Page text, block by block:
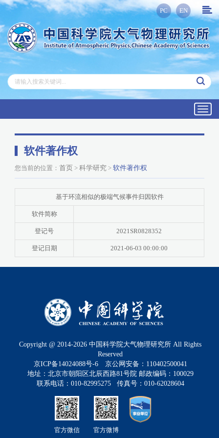
PC EN
软件著作权
您当前的位置： 首页 > 科学研究 > 软件著作权
基于环流相似的极端气候事件归因软件
软件简称
登记号 2021SR0828352
登记日期 2021-06-03 00:00:00
Copyright @ 2014-2026 中国科学院大气物理研究所 All Rights
Reserved
京ICP备14024088号-6
京公网安备：110402500041
地址：北京市朝阳区北辰西路81号院 邮政编码：100029
联系电话：010-82995275 传真号：010-62028604
官方微信 官方微博